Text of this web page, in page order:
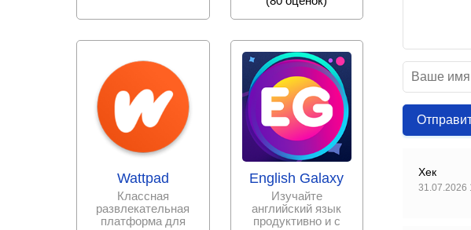
Хек
31.07.2026
Wattpad
Классная
развлекательная
платформа для
English Galaxy
Изучайте
английский язык
продуктивно и с